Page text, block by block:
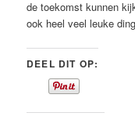
de toekomst kunnen
ook heel veel leuke
DEEL DIT OP: